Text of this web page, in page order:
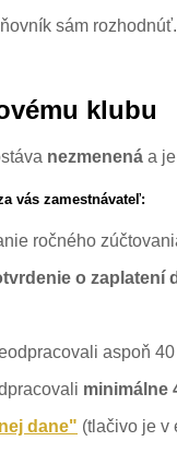
sám rozhodnúť.
klubu
nezmenená a
vás zamestnávateľ:
ročného
o zaplatení
aspoň
minimálne
dane" (tlačivo je v